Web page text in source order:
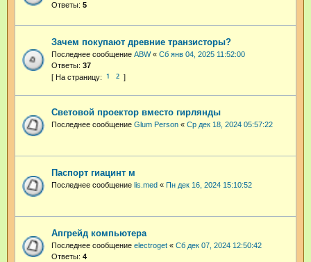
Ответы: 5
Зачем покупают древние транзисторы?
Последнее сообщение ABW« Сб янв 04, 2025 11:52:00
Ответы: 37
1 2
Световой проектор вместо гирлянды
Последнее сообщение Glum Person « Ср дек 18, 2024 05:57:22
Паспорт гиацинт м
Последнее сообщение lis.med « Пн дек 16, 2024 15:10:52
Апгрейд компьютера
Последнее сообщение electroget « Сб дек 07, 2024 12:50:42
Ответы: 4